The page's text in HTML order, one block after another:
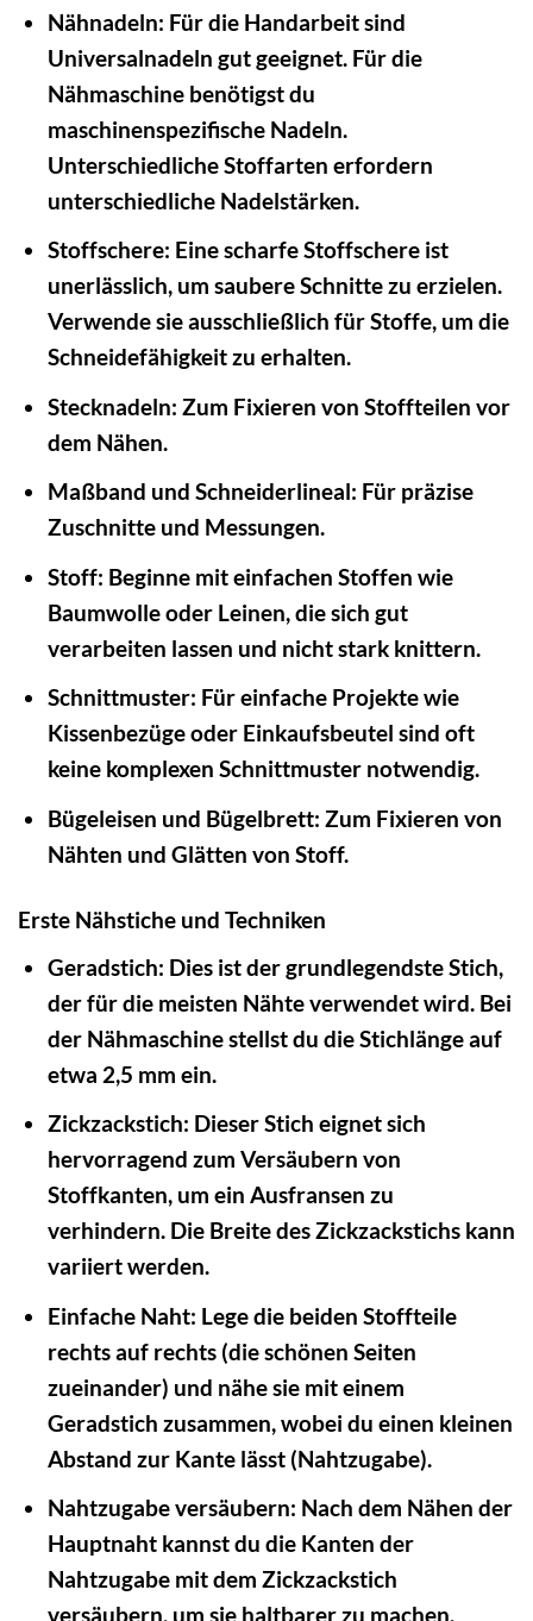
Nähnadeln: Für die Handarbeit sind
Universalnadeln gut geeignet. Für die
Nähmaschine benötigst du
maschinenspezifische Nadeln.
Unterschiedliche Stoffarten erfordern
unterschiedliche Nadelstärken.
Stoffschere: Eine scharfe Stoffschere ist
unerlässlich, um saubere Schnitte zu erzielen.
Verwende sie ausschließlich für Stoffe, um die
Schneidefähigkeit zu erhalten.
Stecknadeln: Zum Fixieren von Stoffteilen vor
dem Nähen.
Maßband und Schneiderlineal: Für präzise
Zuschnitte und Messungen.
Stoff: Beginne mit einfachen Stoffen wie
Baumwolle oder Leinen, die sich gut
verarbeiten lassen und nicht stark knittern.
Schnittmuster: Für einfache Projekte wie
Kissenbezüge oder Einkaufsbeutel sind oft
keine komplexen Schnittmuster notwendig.
Bügeleisen und Bügelbrett: Zum Fixieren von
Nähten und Glätten von Stoff.
Erste Nähstiche und Techniken
Geradstich: Dies ist der grundlegendste Stich,
der für die meisten Nähte verwendet wird. Bei
der Nähmaschine stellst du die Stichlänge auf
etwa 2,5 mm ein.
Zickzackstich: Dieser Stich eignet sich
hervorragend zum Versäubern von
Stoffkanten, um ein Ausfransen zu
verhindern. Die Breite des Zickzackstichs kann
variiert werden.
Einfache Naht: Lege die beiden Stoffteile
rechts auf rechts (die schönen Seiten
zueinander) und nähe sie mit einem
Geradstich zusammen, wobei du einen kleinen
Abstand zur Kante lässt (Nahtzugabe).
Nahtzugabe versäubern: Nach dem Nähen der
Hauptnaht kannst du die Kanten der
Nahtzugabe mit dem Zickzackstich
versäubern, um sie haltbarer zu machen.